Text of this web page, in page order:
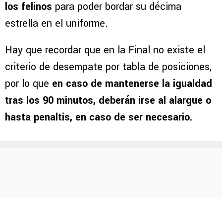
los felinos para poder bordar su décima
estrella en el uniforme.
Hay que recordar que en la Final no existe el
criterio de desempate por tabla de posiciones,
por lo que en caso de mantenerse la igualdad
tras los 90 minutos, deberán irse al alargue o
hasta penaltis, en caso de ser necesario.